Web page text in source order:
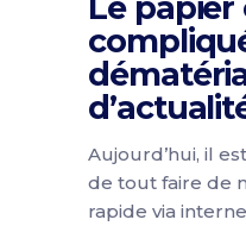
Aujourd’hui, il
de tout faire de
rapide via